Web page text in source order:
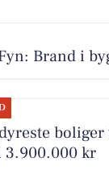
Brand i
3.900.000 kr